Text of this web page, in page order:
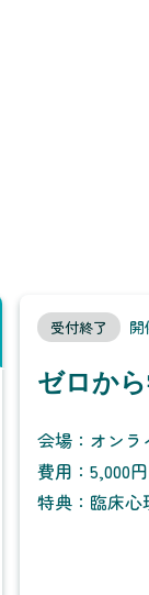
受付終了 開
ゼロか
会場：オン
費用：5,000
特典：臨床心